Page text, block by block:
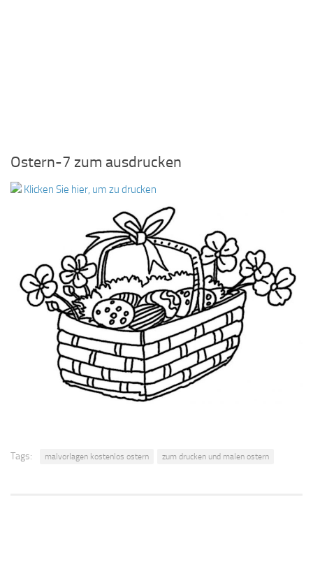
Ostern-7 zum ausdrucken
Klicken Sie hier, um zu drucken
Tags: malvorlagen kostenlos ostern zum drucken und malen ostern